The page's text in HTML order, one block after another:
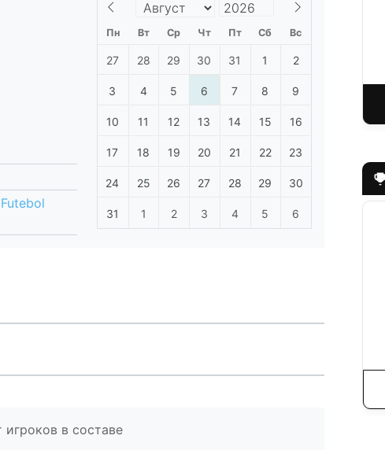
Пн Вт Ср Чт Пт Сб Вс
27 28 29 30 31 1 2
3 4 5 6 7 8 9
10 11 12 13 14 15 16
17 18 19 20 21 22 23
24 25 26 27 28 29 30
31 1 2 3 4 5 6
игроков в составе